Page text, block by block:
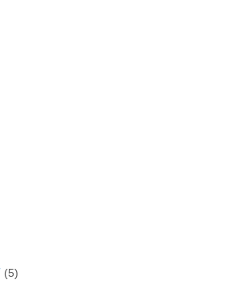
(5)